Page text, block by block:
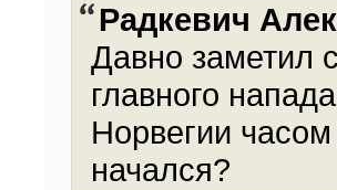
Радкевич
Давно заметил
главного
Норвегии
начался?